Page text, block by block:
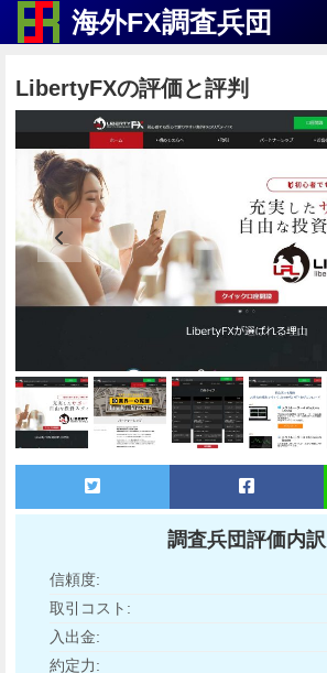
海外FX調査兵団
LibertyFXの評価と評判
調査兵団評価内訳
信頼度:
取引コスト:
入出金:
約定力: